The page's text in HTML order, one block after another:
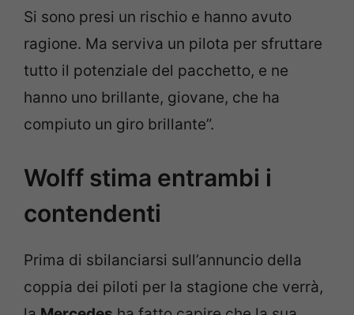
Si sono presi un rischio e hanno avuto
ragione. Ma serviva un pilota per sfruttare
tutto il potenziale del pacchetto, e ne
hanno uno brillante, giovane, che ha
compiuto un giro brillante”.
Wolff stima entrambi i
contendenti
Prima di sbilanciarsi sull’annuncio della
coppia dei piloti per la stagione che verrà,